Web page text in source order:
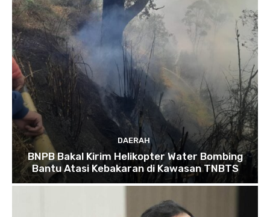
DAERAH
BNPB Bakal Kirim Helikopter Water Bombing
Bantu Atasi Kebakaran di Kawasan TNBTS